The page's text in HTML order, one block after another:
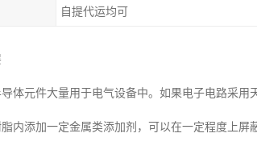
自提代运均可
导体元件大量用于电气设备中。如果电子电路采
内添加一定金属类添加剂，可以在一定程度上屏